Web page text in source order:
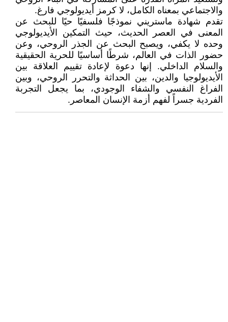
والاجتماعي بمعناه الكامل، لا كرمز أيديولوجي فارغ.
تقدم شهادة ماستريني نموذجًا فلسفيًا حيًا للبحث عن
المعنى في العصر الحديث، حيث التمكين الأيديولوجي
وحده لا يكفي، ويصبح البحث عن الجذر الروحي، وعن
حضور الذات في العالم، شرطًا أساسيًا للحرية الحقيقية
والسلام الداخلي. إنها دعوة لإعادة تقييم العلاقة بين
الأيديولوجيا والدين، بين الحداثة والتحرر الروحي، وبين
الفراغ النفسي والشفاء الوجودي، بما يجعل التجربة
الفردية جسراً لفهم أزمة الإنسان المعاصر.